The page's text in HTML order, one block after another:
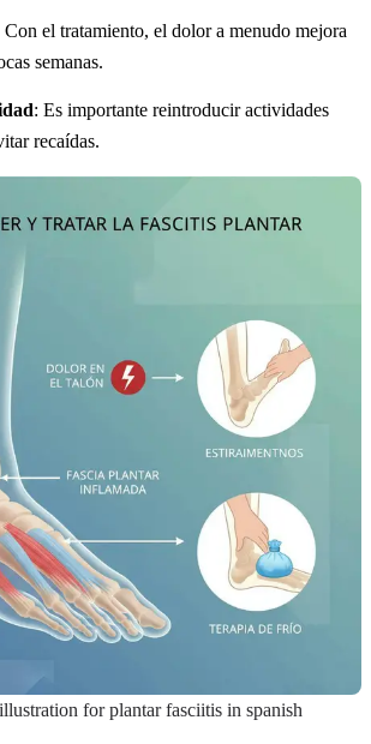
Con el tratamiento, el dolor a menudo mejora
semanas.
: Es importante reintroducir actividades
recaídas.
for plantar fasciitis in spanish